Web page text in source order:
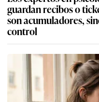
guardan recibos o
son acumuladores,
control